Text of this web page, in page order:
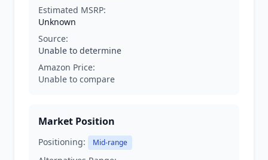
Estimated MSRP:
Unknown
Source:
Unable to determine
Amazon Price:
Unable to compare
Market Position
Positioning: Mid-range